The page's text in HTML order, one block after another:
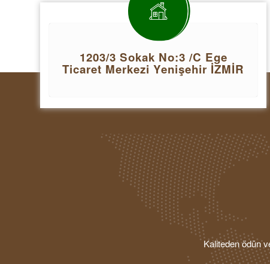
1203/3 Sokak No:3 /C Ege
Ticaret Merkezi Yenişehir İZMİR
Kaliteden ödün